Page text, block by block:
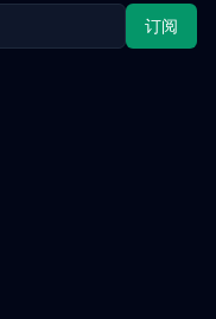
订阅